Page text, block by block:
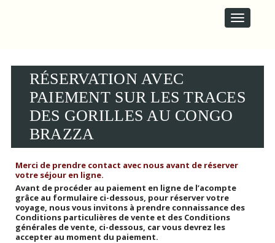
E
o
RÉSERVATION AVEC
PAIEMENT SUR LES TRACES
DES GORILLES AU CONGO
BRAZZA
Merci de prendre contact avec nous avant de réserver
votre séjour en ligne.
Avant de procéder au paiement en ligne de l’acompte
grâce au formulaire ci-dessous, pour réserver votre
voyage, nous vous invitons à prendre connaissance des
Conditions particulières de vente et des Conditions
générales de vente, ci-dessous, car vous devrez les
accepter au moment du paiement.